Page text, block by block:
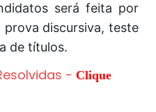
será feita por
discursiva, teste
de títulos.
- Clique